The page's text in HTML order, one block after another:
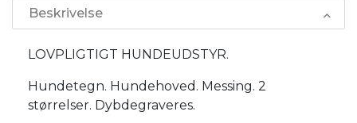
Beskrivelse
LOVPLIGTIGT HUNDEUDSTYR.
Hundetegn. Hundehoved. Messing. 2
størrelser. Dybdegraveres.